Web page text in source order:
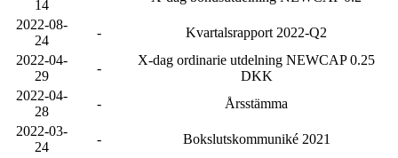
14
2022-08-
24
-
Kvartalsrapport 2022-Q2
2022-04-
29
-
X-dag ordinarie utdelning NEWCAP 0.25
DKK
2022-04-
28
-
Årsstämma
2022-03-
24
-
Bokslutskommuniké 2021